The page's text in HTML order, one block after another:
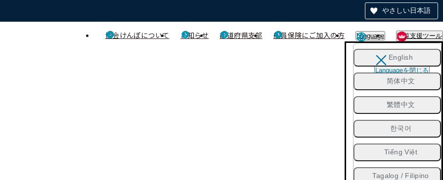
やさしい日本語
協会けんぽについて お知らせ 都道府県支部 船員保険にご加入の方 Language 閲覧支援ツール
English
简体中文
繁體中文
한국어
Tiếng Việt
Tagalog / Filipino
Languageを閉じる